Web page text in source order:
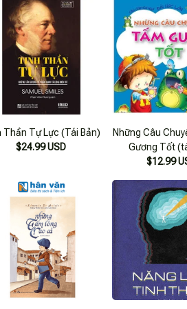
Thần Tự Lực (Tái Bản)
$24.99 USD
Những Câu
Gương Tốt
$12.99